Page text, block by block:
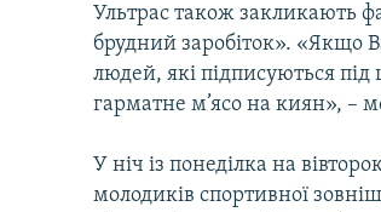
Ультрас також закликають
брудний заробіток». «Якщо
людей, які підписуються
гарматне м’ясо на киян», –
У ніч із понеділка на
молодиків спортивної